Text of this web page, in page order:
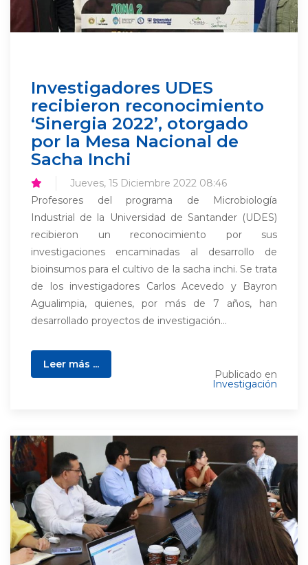
Investigadores UDES
recibieron reconocimiento
‘Sinergia 2022’, otorgado
por la Mesa Nacional de
Sacha Inchi
Jueves, 15 Diciembre 2022 08:46
Profesores del programa de Microbiología
Industrial de la Universidad de Santander (UDES)
recibieron un reconocimiento por sus
investigaciones encaminadas al desarrollo de
bioinsumos para el cultivo de la sacha inchi. Se trata
de los investigadores Carlos Acevedo y Bayron
Agualimpia, quienes, por más de 7 años, han
desarrollado proyectos de investigación...
Leer más ...
Publicado en
Investigación